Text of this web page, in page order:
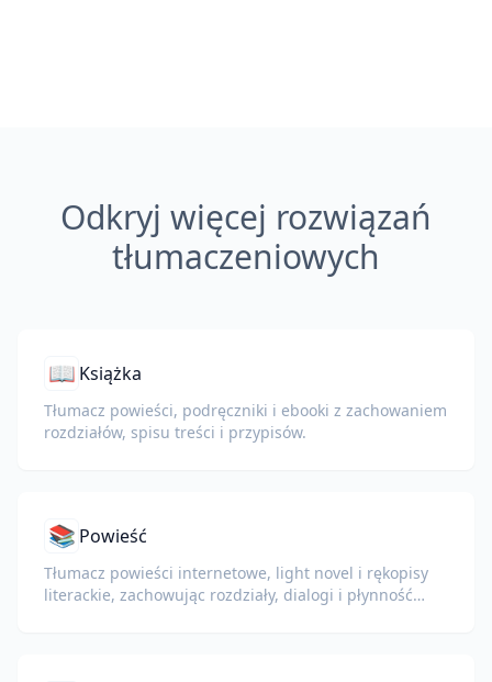
Odkryj więcej rozwiązań
tłumaczeniowych
📖 Książka
Tłumacz powieści, podręczniki i ebooki z zachowaniem
rozdziałów, spisu treści i przypisów.
📚 Powieść
Tłumacz powieści internetowe, light novel i rękopisy
literackie, zachowując rozdziały, dialogi i płynność